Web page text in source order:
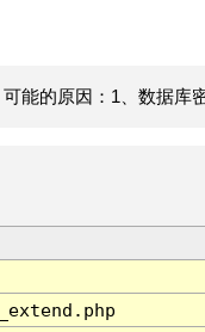
能的原因：1、数据库